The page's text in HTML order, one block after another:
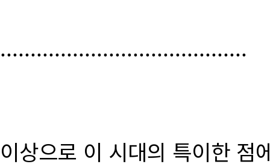
.........................................
이상으로 이 시대의 특이한 점